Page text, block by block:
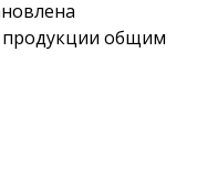
продукции общим